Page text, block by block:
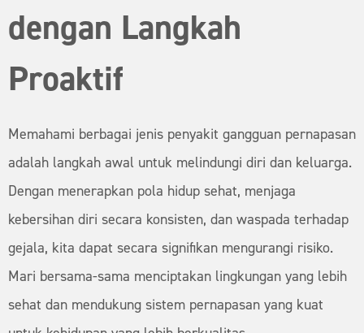
dengan Langkah
Proaktif
Memahami berbagai jenis penyakit gangguan pernapasan
adalah langkah awal untuk melindungi diri dan keluarga.
Dengan menerapkan pola hidup sehat, menjaga
kebersihan diri secara konsisten, dan waspada terhadap
gejala, kita dapat secara signifikan mengurangi risiko.
Mari bersama-sama menciptakan lingkungan yang lebih
sehat dan mendukung sistem pernapasan yang kuat